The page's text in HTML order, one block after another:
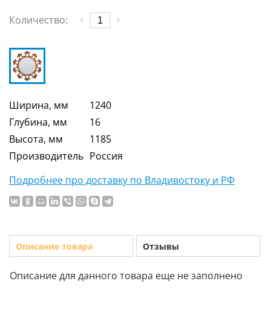
Количество:
Ширина, мм
1240
Глубина, мм
16
Высота, мм
1185
Производитель Россия
Подробнее про доставку по Владивостоку и РФ
Описание товара Отзывы
Описание для данного товара еще не заполнено